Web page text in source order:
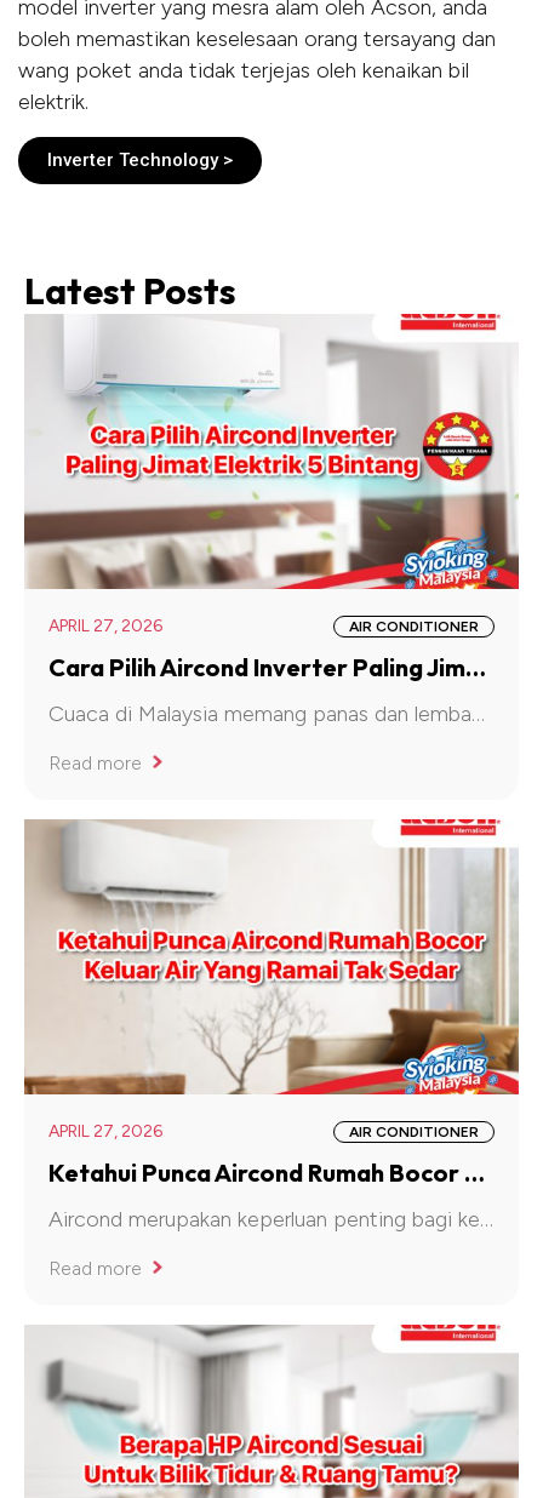
model inverter yang mesra alam oleh Acson, anda
boleh memastikan keselesaan orang tersayang dan
wang poket anda tidak terjejas oleh kenaikan bil
elektrik.
Inverter Technology >
Latest Posts
APRIL 27, 2026 AIR CONDITIONER
Cara Pilih Aircond Inverter Paling Jimat Elektrik 5 Bintang
Cuaca di Malaysia memang panas dan lembap sepanjang tahun. Bagi kebanyakan isi rumah,
Read more
APRIL 27, 2026 AIR CONDITIONER
Ketahui Punca Aircond Rumah Bocor Keluar Air Yang Ramai Tak Sedar
Aircond merupakan keperluan penting bagi kebanyakan rumah di Malaysia, terutamanya dengan cuaca panas dan lembap sepanjang tahun
Read more